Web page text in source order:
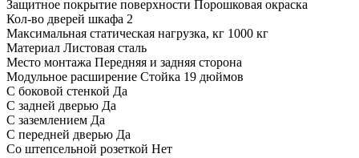
Защитное покрытие поверхности Порошковая окраска
Кол-во дверей шкафа 2
Максимальная статическая нагрузка, кг 1000 кг
Материал Листовая сталь
Место монтажа Передняя и задняя сторона
Модульное расширение Стойка 19 дюймов
С боковой стенкой Да
С задней дверью Да
С заземлением Да
С передней дверью Да
Со штепсельной розеткой Нет